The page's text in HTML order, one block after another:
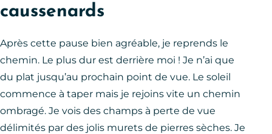
caussenards
Après cette pause bien agréable, je reprends le
chemin. Le plus dur est derrière moi ! Je n’ai que
du plat jusqu’au prochain point de vue. Le soleil
commence à taper mais je rejoins vite un chemin
ombragé. Je vois des champs à perte de vue
délimités par des jolis murets de pierres sèches. Je